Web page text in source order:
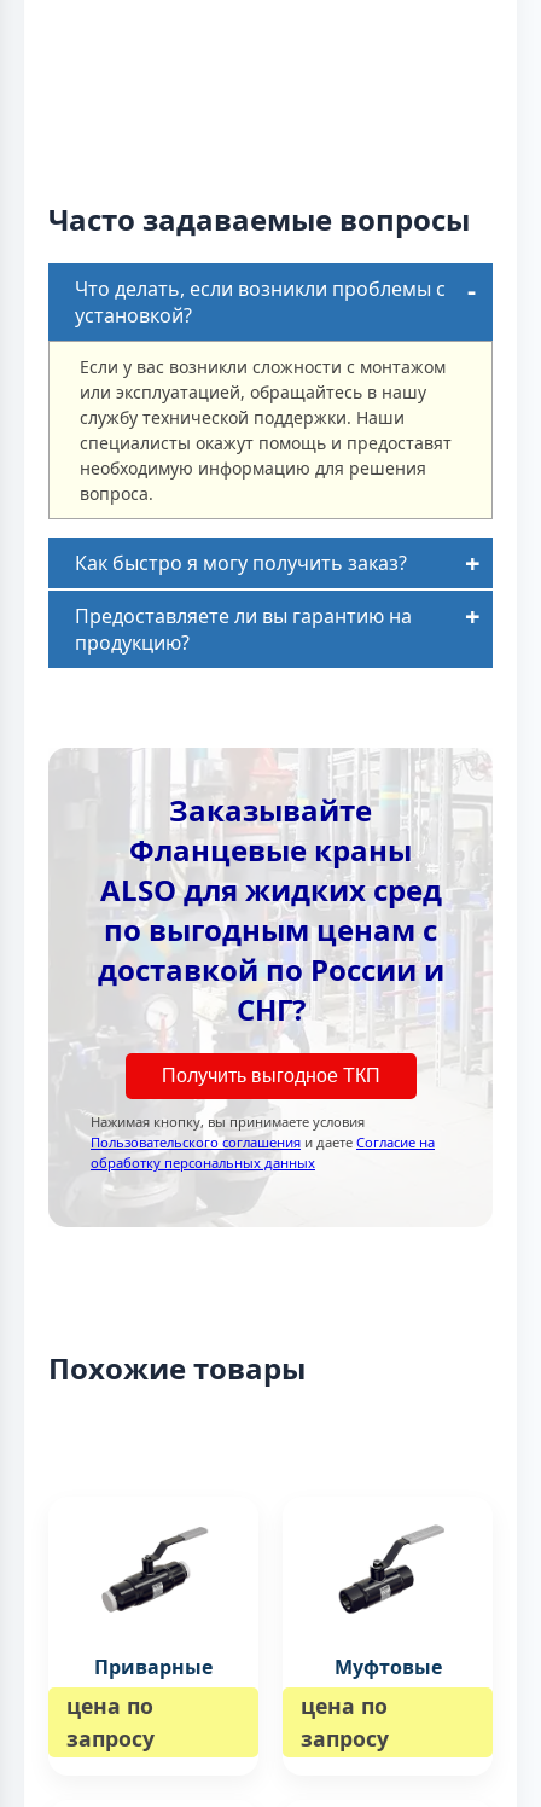
Часто задаваемые вопросы
Что делать, если возникли проблемы с
установкой?
Если у вас возникли сложности с монтажом
или эксплуатацией, обращайтесь в нашу
службу технической поддержки. Наши
специалисты окажут помощь и предоставят
необходимую информацию для решения
вопроса.
Как быстро я могу получить заказ?
Предоставляете ли вы гарантию на
продукцию?
Заказывайте
Фланцевые краны
ALSO для жидких сред
по выгодным ценам с
доставкой по России и
СНГ?
Получить выгодное ТКП
Нажимая кнопку, вы принимаете условия
Пользовательского соглашения и даете Согласие на
обработку персональных данных
Похожие товары
Приварные
цена по
запросу
Муфтовые
цена по
запросу